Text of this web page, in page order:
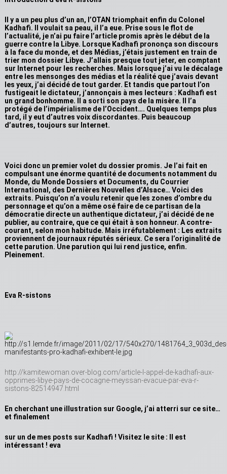
Il y a un peu plus d’un an, l’OTAN triomphait enfin du Colonel
Kadhafi. Il voulait sa peau, il l’a eue. Prise sous le flot de
l’actualité, je n’ai pu faire l’article promis après le début de la
guerre contre la Libye. Lorsque Kadhafi prononça son discours
à la face du monde, et des Médias, j’étais justement en train de
trier mon dossier Libye. J’allais presque tout jeter, en comptant
sur Internet pour les recherches. Mais lorsque j’ai vu le décalage
entre les mensonges des médias et la réalité que j’avais devant
les yeux, j’ai décidé de tout garder. Et tandis que partout l’on
fustigeait le dictateur, j’annonçais à mes lecteurs : Kadhafi est
un grand bonhomme. Il a sorti son pays de la misère. Il l’a
protégé de l’impérialisme de l’Occident…. Quelques temps plus
tard, il y eut d’autres voix discordantes. Puis beaucoup
d’autres, toujours sur Internet.
Voici donc un premier volet du dossier promis. Je l’ai fait en
compulsant une énorme quantité de documents notamment du
Monde, du Monde Dossiers et Documents, du Courrier
International, des Dernières Nouvelles d’Alsace… Voici des
extraits. Puisqu’on n’a voulu retenir que les zones d’ombre du
personnage et qu’on a même osé faire de ce partisan de la
démocratie directe un authentique dictateur, j’ai décidé de ne
publier, au contraire, que ce qui était à son honneur. A contre-
courant, selon mon habitude. Mais irréfutablement : Les extraits
proviennent de journaux réputés sérieux. Ce sera l’originalité de
cette parution. Une parution qui lui rend justice, enfin.
Pleinement.
Eva R-sistons
http://kamitewoman.over-blog.com/article-l-appel-de-kadhafi-aux-
opprimes-libye-pays-de-cocagne-meyssan-evacue-par-eva-r-
sistons-82514947.html
En cherchant une illustration sur Google, j’ai atterri sur ce site…
et finalement
sur un de mes posts sur Kadhafi ! Visitez le site : Il est
intéressant ! eva